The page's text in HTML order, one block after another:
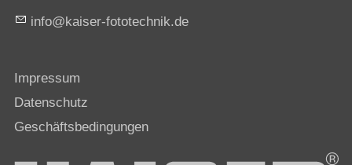
nf
k s r-f t t chn k d
Impressum
Datenschutz
Geschäftsbedingungen